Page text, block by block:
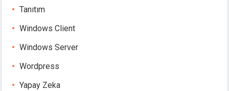
Tanıtım
Windows Client
Windows Server
Wordpress
Yapay Zeka